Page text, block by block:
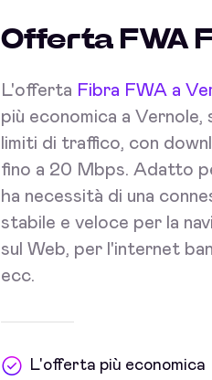
Offerta FWA
L'offerta Fibra FWA a
più economica a Vernole,
limiti di traffico, con
fino a 20 Mbps. Adatto
ha necessità di una
stabile e veloce per la
sul Web, per l'internet
ecc.
L'offerta più economica